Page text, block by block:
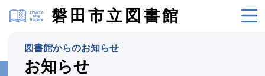
磐田市立図書館
図書館からのお知らせ
お知らせ